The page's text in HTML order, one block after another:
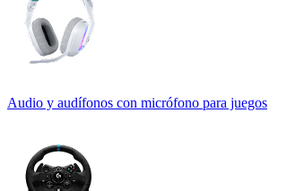
Audio y audífonos con micrófono para juegos